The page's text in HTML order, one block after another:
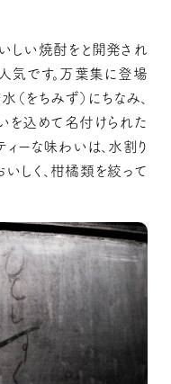
しい焼酎をと開発され
気です。万葉集に登場
をちみず）にちなみ、
を込めて名付けられた
ィーな味わいは、水割り
しく、柑橘類を絞って